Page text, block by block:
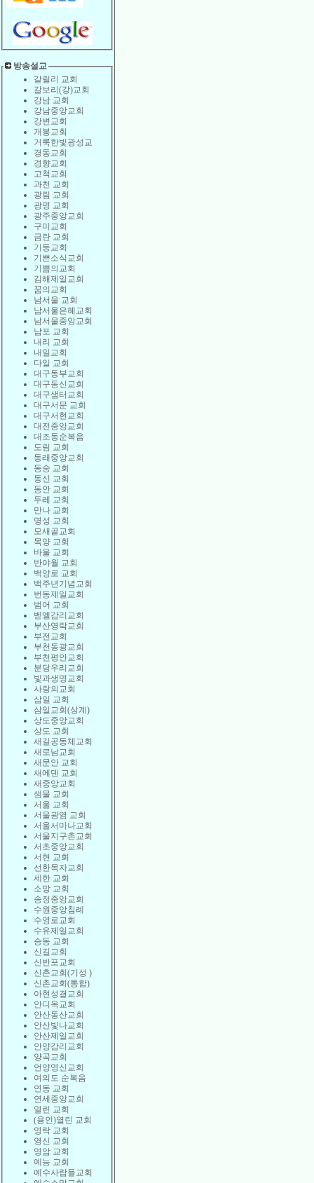
방송설교
갈릴리 교회
갈보리(강)교회
강남 교회
강남중앙교회
강변교회
개봉교회
거룩한빛광성교
경동교회
경향교회
고척교회
과천 교회
광림 교회
광명 교회
광주중앙교회
구미교회
금란 교회
기둥교회
기쁜소식교회
기쁨의교회
김해제일교회
꿈의교회
남서울 교회
남서울은혜교회
남서울중앙교회
남포 교회
내리 교회
내일교회
다일 교회
대구동부교회
대구동신교회
대구샘터교회
대구서문 교회
대구서현교회
대전중앙교회
대조동순복음
도림 교회
동래중앙교회
동숭 교회
동신 교회
동안 교회
두레 교회
만나 교회
명성 교회
모새골교회
목양 교회
바울 교회
반야월 교회
백양로 교회
백주년기념교회
번동제일교회
범어 교회
벧엘감리교회
부산영락교회
부전교회
부천동광교회
부천평안교회
분당우리교회
빛과생명교회
사랑의교회
삼일 교회
삼일교회(상계)
상도중앙교회
상도 교회
새길공동체교회
새로남교회
새문안 교회
새에덴 교회
새중앙교회
샘물 교회
서울 교회
서울광염 교회
서울서마나교회
서울지구촌교회
서초중앙교회
서현 교회
선한목자교회
세한 교회
소망 교회
송정중앙교회
수원중앙침례
수영로교회
수유제일교회
승동 교회
신길교회
신반포교회
신촌교회(기성 )
신촌교회(통합)
아현성결교회
안디옥교회
안산동산교회
안산빛나교회
안산제일교회
안양감리교회
양곡교회
언양영신교회
여의도 순복음
연동 교회
연세중앙교회
열린 교회
(용인)열린 교회
영락 교회
영신 교회
영암 교회
예능 교회
예수사람들교회